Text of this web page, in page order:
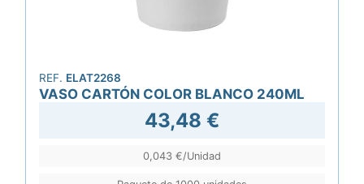
REF. ELAT2268
VASO CARTÓN COLOR BLANCO 240ML
43,48 €
0,043 €/Unidad